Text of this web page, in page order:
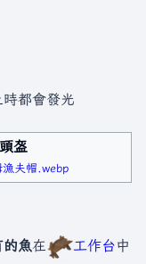
時都會發光
盔
夫帽.webp
的魚在 工作台中